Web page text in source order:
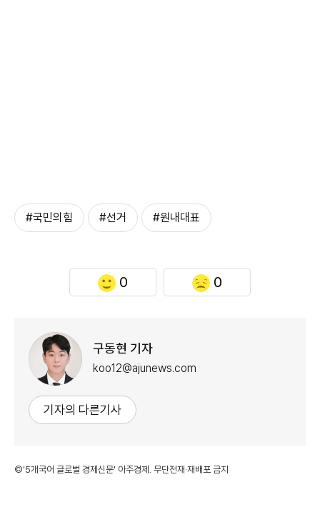
#국민의힘 #선거 #원내대표
0 0
구동현 기자
koo12@ajunews.com
기자의 다른기사
©'5개국어 글로벌 경제신문' 아주경제. 무단전재·재배포 금지